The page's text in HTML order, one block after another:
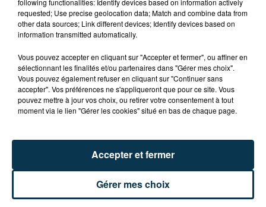
Lieu
Salle de L'Eden
Tarif Gratuit
Soirée Irish Beer & rock le samedi 16 mars 2024, à
partir de 20H, salle de l'Eden à Feurs, organisée par
Soirée dansante, planches apéro, bières...
following functionalities: Identify devices based on information actively
requested; Use precise geolocation data; Match and combine data from
other data sources; Link different devices; Identify devices based on
information transmitted automatically.
Vous pouvez accepter en cliquant sur "Accepter et fermer", ou affiner en
sélectionnant les finalités et/ou partenaires dans "Gérer mes choix".
Vous pouvez également refuser en cliquant sur "Continuer sans
accepter". Vos préférences ne s'appliqueront que pour ce site. Vous
pouvez mettre à jour vos choix, ou retirer votre consentement à tout
moment via le lien "Gérer les cookies" situé en bas de chaque page.
Gérer mes choix
Accepter et fermer